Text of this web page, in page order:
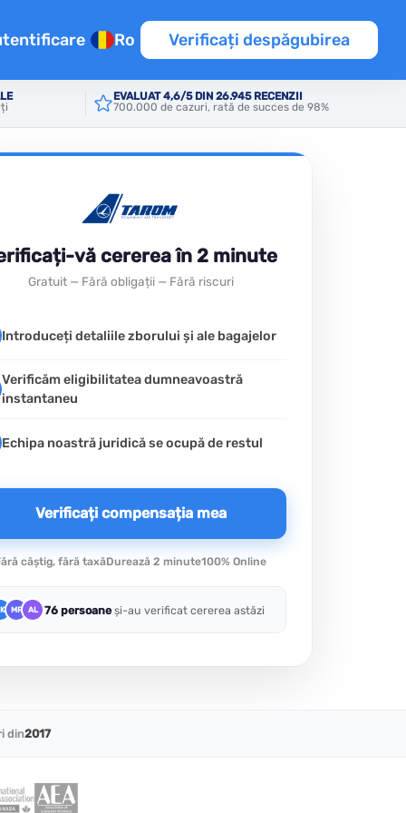
Ro Verificați despăgubirea
EVALUAT 4,6/5 DIN 26.945 RECENZII
700.000 de cazuri, rată de succes de 98%
vă cererea în 2 minute
Gratuit — Fără obligații — Fără riscuri
Introduceți detaliile zborului și ale bagajelor
Verificăm eligibilitatea dumneavoastră
instantaneu
Echipa noastră juridică se ocupă de restul
Verificați compensația mea
câștig, fără taxăDurează 2 minute100% Online
MR AL 76 persoaneși-au verificat cererea astăzi
din2017